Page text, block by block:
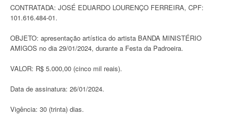
CONTRATADA: JOSÉ EDUARDO LOURENÇO FERREIRA, CPF:
101.616.484-01.
OBJETO: apresentação artística do artista BANDA MINISTÉRIO
AMIGOS no dia 29/01/2024, durante a Festa da Padroeira.
VALOR: R$ 5.000,00 (cinco mil reais).
Data de assinatura: 26/01/2024.
Vigência: 30 (trinta) dias.